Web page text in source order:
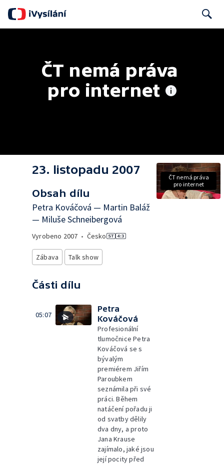
ČT nemá práva
pro internet
23. listopadu 2007
Obsah dílu
Petra Kováčová — Martin Baláž
— Miluše Schneibergová
Vyrobeno 2007 • Česko
Zábava Talk show
Části dílu
05:07
Petra
Kováčová
Profesionální
tlumočnice Petra
Kováčová se s
bývalým
premiérem Jiřím
Paroubkem
seznámila při své
práci. Během
natáčení pořadu ji
od svatby dělily
dva dny, a proto
Jana Krause
zajímalo, jaké jsou
její pocity před
ČT nemá práva
pro internet